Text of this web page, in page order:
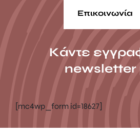
Επικοινωνία
Κάντε
newsletter
[mc4wp_form id=18627]